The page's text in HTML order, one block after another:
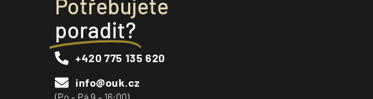
Potřebujete
poradit?
+420 775 135 620
info@ouk.cz